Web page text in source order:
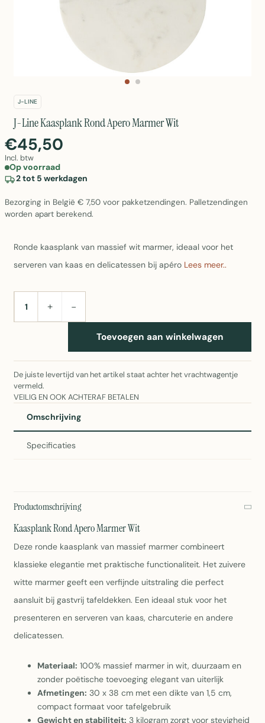
J-LINE
J-Line Kaasplank Rond Apero Marmer Wit
€45,50
Incl. btw
Op voorraad
2 tot 5 werkdagen
Bezorging in België € 7,50 voor pakketzendingen. Palletzendingen
worden apart berekend.
Ronde kaasplank van massief wit marmer, ideaal voor het
serveren van kaas en delicatessen bij apéro Lees meer..
AANTAL+ −
Toevoegen aan winkelwagen
De juiste levertijd van het artikel staat achter het vrachtwagentje
vermeld.
VEILIG EN OOK ACHTERAF BETALEN
Omschrijving
Specificaties
Productomschrijving
Kaasplank Rond Apero Marmer Wit
Deze ronde kaasplank van massief marmer combineert
klassieke elegantie met praktische functionaliteit. Het zuivere
witte marmer geeft een verfijnde uitstraling die perfect
aansluit bij gastvrij tafeldekken. Een ideaal stuk voor het
presenteren en serveren van kaas, charcuterie en andere
delicatessen.
Materiaal: 100% massief marmer in wit, duurzaam en
zonder poëtische toevoeging elegant van uiterlijk
Afmetingen: 30 x 38 cm met een dikte van 1,5 cm,
compact formaat voor tafelgebruik
Gewicht en stabiliteit: 3 kilogram zorgt voor stevigheid